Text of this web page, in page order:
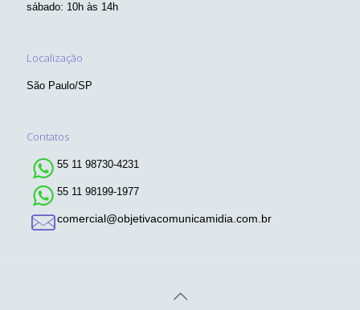
sábado: 10h às 14h
Localização
São Paulo/SP
Contatos
55 11 98730-4231
55 11 98199-1977
comercial@objetivacomunicamidia.com.br